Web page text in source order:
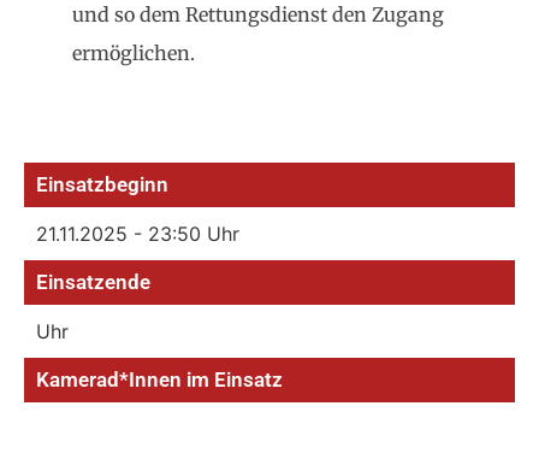
und so dem Rettungsdienst den Zugang
ermöglichen.
Einsatzbeginn
21.11.2025 - 23:50 Uhr
Einsatzende
Uhr
Kamerad*Innen im Einsatz